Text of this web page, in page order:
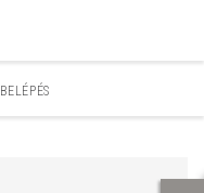
BELÉPÉS